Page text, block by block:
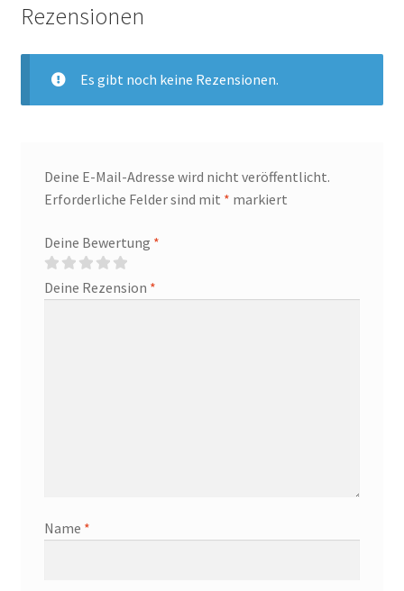
Rezensionen
Es gibt noch keine Rezensionen.
Deine E-Mail-Adresse wird nicht veröffentlicht.
Erforderliche Felder sind mit * markiert
Deine Bewertung *
Deine Rezension *
Name *